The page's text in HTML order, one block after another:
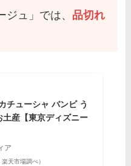
ジュ」では、 品切れ
チューシャ バンビ う
産【東京ディズニー
ア
天市場調べ）